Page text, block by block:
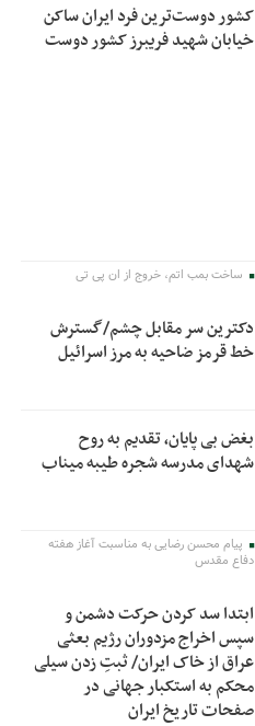
کشور دوست‌ترین فرد ایران ساکن
خیابان شهید فریبرز کشور دوست
ساخت بمب اتم، خروج از ان پی تی
دکترین سر مقابل چشم/گسترش
خط قرمز ضاحیه به مرز اسرائیل
بغض بی پایان، تقدیم به روح
شهدای مدرسه شجره طیبه میناب
پیام محسن رضایی به مناسبت آغاز هفته
دفاع مقدس
ابتدا سد کردن حرکت دشمن و
سپس اخراج مزدوران رژیم بعثی
عراق از خاک ایران/ ثبتِ زدن سیلی
محکم به استکبار جهانی در
صفحات تاریخ ایران